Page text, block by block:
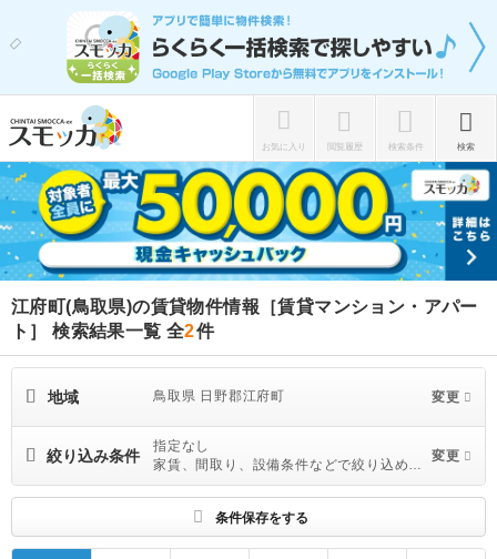
お気に入り 閲覧履歴 検索条件 検索
江府町(鳥取県)の賃貸物件情報［賃貸マンション・アパー
ト］ 検索結果一覧 全2件
地域 鳥取県 日野郡江府町 変更
絞り込み条件
指定なし
家賃、間取り、設備条件などで絞り込めま
す
変更
条件保存をする